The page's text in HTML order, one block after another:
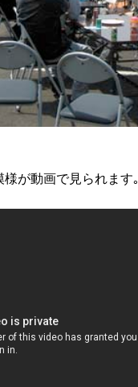
が動画で見られます｡